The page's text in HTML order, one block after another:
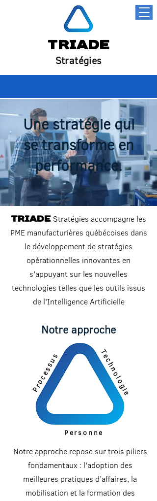
Triade
Stratégies
Une stratégie qui
se transforme en
performance.
Triade Stratégies accompagne les
PME manufacturières québécoises dans
le développement de stratégies
opérationnelles innovantes en
s'appuyant sur les nouvelles
technologies telles que les outils issus
de l'Intelligence Artificielle
Notre approche
Processus Technologie
Personne
Notre approche repose sur trois piliers
fondamentaux : l'adoption des
meilleures pratiques d’affaires, la
mobilisation et la formation des